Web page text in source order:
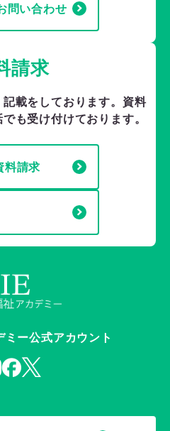
問い合わせ
請求
載をしております。 資料
も受け付けております。
料請求
ー公式アカウント